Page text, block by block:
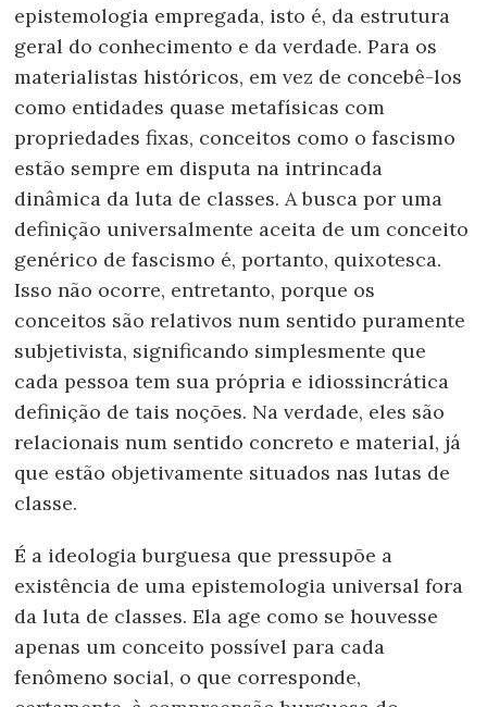
epistemologia empregada, isto é, da estrutura
geral do conhecimento e da verdade. Para os
materialistas históricos, em vez de concebê-los
como entidades quase metafísicas com
propriedades fixas, conceitos como o fascismo
estão sempre em disputa na intrincada
dinâmica da luta de classes. A busca por uma
definição universalmente aceita de um conceito
genérico de fascismo é, portanto, quixotesca.
Isso não ocorre, entretanto, porque os
conceitos são relativos num sentido puramente
subjetivista, significando simplesmente que
cada pessoa tem sua própria e idiossincrática
definição de tais noções. Na verdade, eles são
relacionais num sentido concreto e material, já
que estão objetivamente situados nas lutas de
classe.
É a ideologia burguesa que pressupõe a
existência de uma epistemologia universal fora
da luta de classes. Ela age como se houvesse
apenas um conceito possível para cada
fenômeno social, o que corresponde,